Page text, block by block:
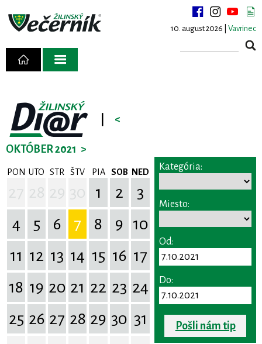
10. august 2026 | Vavrinec
<
OKTÓBER 2021 >
PON UTO STR ŠTV PIA SOB NED
1 2
3
4
5 6 7 8 9 10
11 12 13 14 15 16 17
18 19 20 21 22 23 24
25 26 27 28 29 30 31
Kategória:
Miesto:
Od:
Do:
Pošli nám tip